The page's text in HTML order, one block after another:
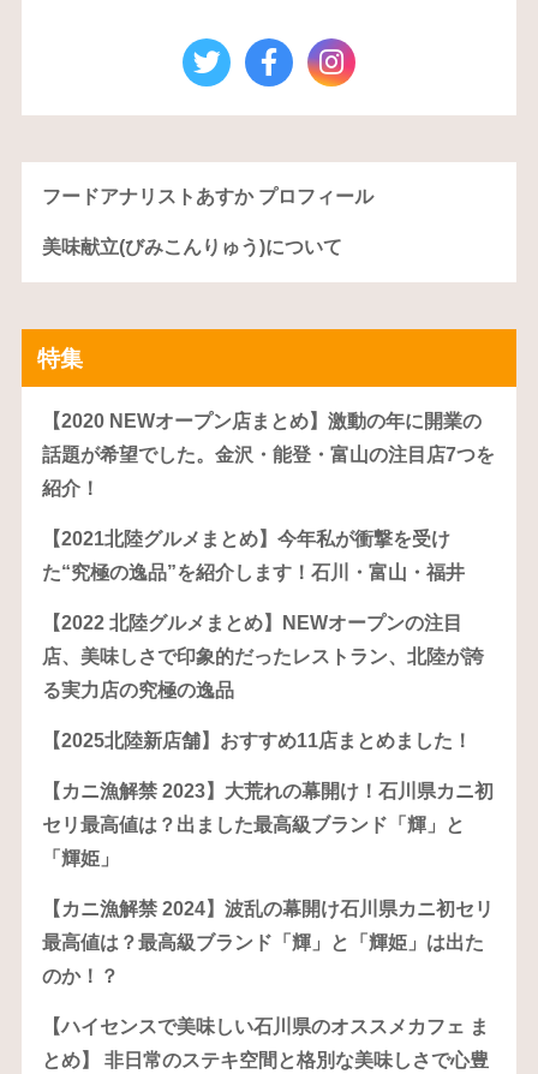
フードアナリストあすか プロフィール
美味献立(びみこんりゅう)について
特集
【2020 NEWオープン店まとめ】激動の年に開業の
話題が希望でした。金沢・能登・富山の注目店7つを
紹介！
【2021北陸グルメまとめ】今年私が衝撃を受け
た“究極の逸品”を紹介します！石川・富山・福井
【2022 北陸グルメまとめ】NEWオープンの注目
店、美味しさで印象的だったレストラン、北陸が誇
る実力店の究極の逸品
【2025北陸新店舗】おすすめ11店まとめました！
【カニ漁解禁 2023】大荒れの幕開け！石川県カニ初
セリ最高値は？出ました最高級ブランド「輝」と
「輝姫」
【カニ漁解禁 2024】波乱の幕開け石川県カニ初セリ
最高値は？最高級ブランド「輝」と「輝姫」は出た
のか！？
【ハイセンスで美味しい石川県のオススメカフェ ま
とめ】 非日常のステキ空間と格別な美味しさで心豊